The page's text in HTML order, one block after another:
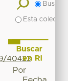
40423
Buscar
Esta
Buscar
en RI
Por